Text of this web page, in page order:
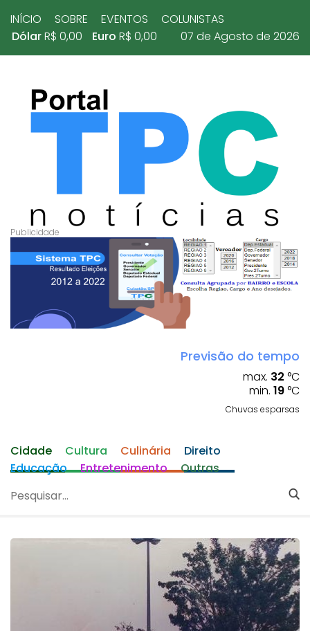
INÍCIO SOBRE EVENTOS
COLUNISTAS
DólarR$ 0,00 Euro R$ 0,00 07 de Agosto de 2026
Previsão do tempo
max. 32 °C
min. 19 °C
Chuvas esparsas
Cidade Cultura Culinária
Direito
Educação
Entretenimento Outras